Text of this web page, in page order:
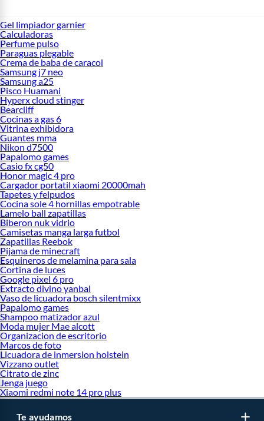
Gel limpiador garnier
Calculadoras
Perfume pulso
Paraguas plegable
Crema de baba de caracol
Samsung j7 neo
Samsung a25
Pisco Huamani
Hyperx cloud stinger
Bearcliff
Cocinas a gas 6
Vitrina exhibidora
Guantes mma
Nikon d7500
Papalomo games
Casio fx cg50
Honor magic 4 pro
Cargador portatil xiaomi 20000mah
Tapetes y felpudos
Cocina sole 4 hornillas empotrable
Lamelo ball zapatillas
Biberon nuk vidrio
Camisetas manga larga futbol
Zapatillas Reebok
Pijama de minecraft
Esquineros de melamina para sala
Cortina de luces
Google pixel 6 pro
Extracto divino yanbal
Vaso de licuadora bosch silentmixx
Papalomo games
Shampoo matizador azul
Moda mujer Mae alcott
Organizacion de escritorio
Marcos de foto
Licuadora de inmersion holstein
Vizzano outlet
Citrato de zinc
Jenga juego
Xiaomi redmi note 14 pro plus
Te ayudamos